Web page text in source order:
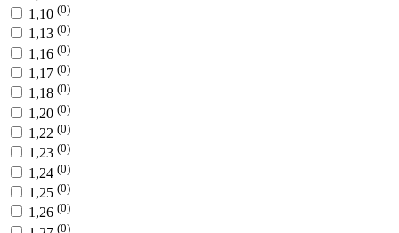
1,10 (0)
1,13 (0)
1,16 (0)
1,17 (0)
1,18 (0)
1,20 (0)
1,22 (0)
1,23 (0)
1,24 (0)
1,25 (0)
1,26 (0)
(0)